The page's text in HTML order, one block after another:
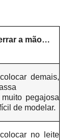
a mão…
demais,
pegajosa
de modelar.
no leite